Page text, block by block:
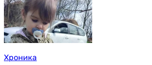
Хроника